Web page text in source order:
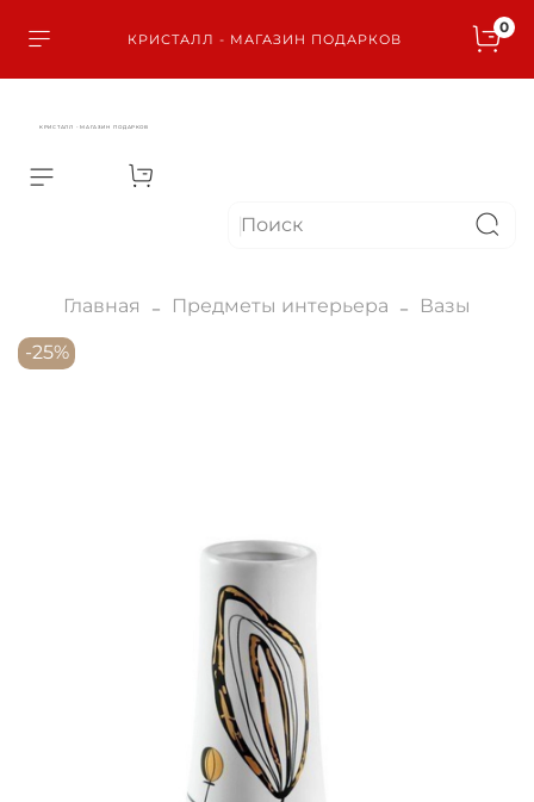
КРИСТАЛЛ - МАГАЗИН ПОДАРКОВ
0
КРИСТАЛЛ - МАГАЗИН ПОДАРКОВ
Главная Предметы интерьера Вазы
-25%